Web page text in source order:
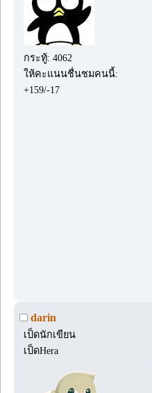
กระทู้: 4062
ให้คะแนนชื่นชมคนนี้:
+159/-17
darin
เป็ดนักเขียน
เป็ดHera